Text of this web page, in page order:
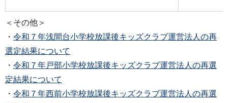
＜その他＞
・ 令和７年浅間台小学校放課後キッズクラブ運営法人の再
選定結果について
・ 令和７年戸部小学校放課後キッズクラブ運営法人の再選
定結果について
・ 令和７年西前小学校放課後キッズクラブ運営法人の再選